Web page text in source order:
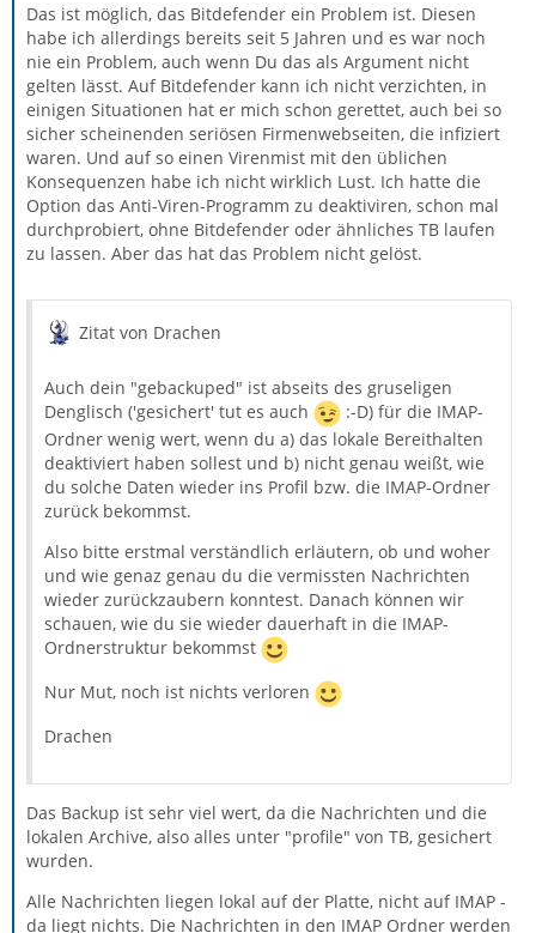
Das ist möglich, das Bitdefender ein Problem ist. Diesen
habe ich allerdings bereits seit 5 Jahren und es war noch
nie ein Problem, auch wenn Du das als Argument nicht
gelten lässt. Auf Bitdefender kann ich nicht verzichten, in
einigen Situationen hat er mich schon gerettet, auch bei so
sicher scheinenden seriösen Firmenwebseiten, die infiziert
waren. Und auf so einen Virenmist mit den üblichen
Konsequenzen habe ich nicht wirklich Lust. Ich hatte die
Option das Anti-Viren-Programm zu deaktiviren, schon mal
durchprobiert, ohne Bitdefender oder ähnliches TB laufen
zu lassen. Aber das hat das Problem nicht gelöst.
Zitat von Drachen
Auch dein "gebackuped" ist abseits des gruseligen
Denglisch ('gesichert' tut es auch
:-D) für die IMAP-
Ordner wenig wert, wenn du a) das lokale Bereithalten
deaktiviert haben sollest und b) nicht genau weißt, wie
du solche Daten wieder ins Profil bzw. die IMAP-Ordner
zurück bekommst.
Also bitte erstmal verständlich erläutern, ob und woher
und wie genaz genau du die vermissten Nachrichten
wieder zurückzaubern konntest. Danach können wir
schauen, wie du sie wieder dauerhaft in die IMAP-
Ordnerstruktur bekommst
Nur Mut, noch ist nichts verloren
Drachen
Das Backup ist sehr viel wert, da die Nachrichten und die
lokalen Archive, also alles unter "profile" von TB, gesichert
wurden.
Alle Nachrichten liegen lokal auf der Platte, nicht auf IMAP -
da liegt nichts. Die Nachrichten in den IMAP Ordner werden